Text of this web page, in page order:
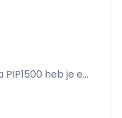
PIP1500 heb je e...